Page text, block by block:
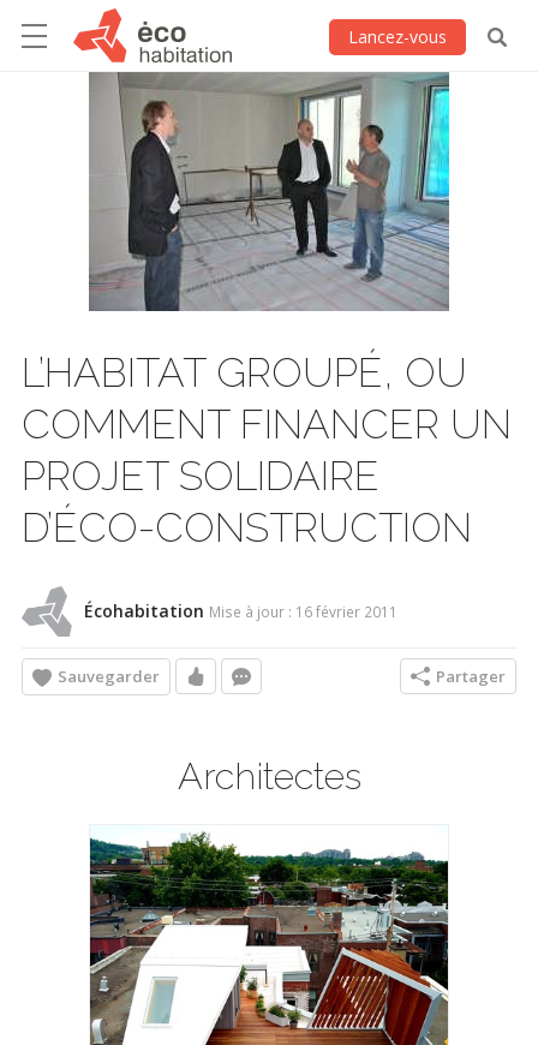
Lancez-vous
L’HABITAT GROUPÉ, OU
COMMENT FINANCER UN
PROJET SOLIDAIRE
D’ÉCO-CONSTRUCTION
Écohabitation Mise à jour : 16 février 2011
Sauvegarder Partager
Architectes